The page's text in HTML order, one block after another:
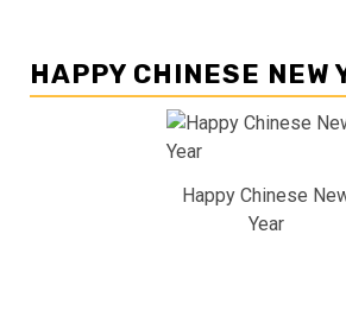
HAPPY CHINESE NEW
Happy Chinese
Year